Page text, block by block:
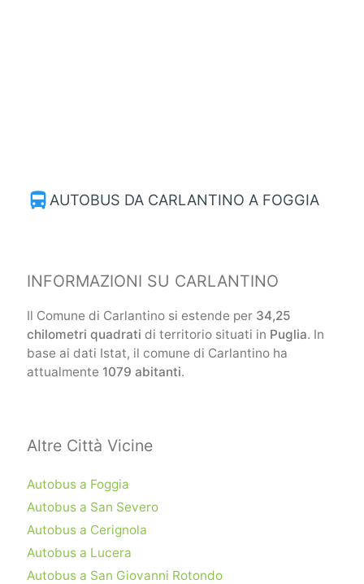
directions_bus AUTOBUS DA CARLANTINO A FOGGIA
INFORMAZIONI SU CARLANTINO
Il Comune di Carlantino si estende per 34,25
chilometri quadrati di territorio situati in Puglia. In
base ai dati Istat, il comune di Carlantino ha
attualmente 1079 abitanti.
Altre Città Vicine
Autobus a Foggia
Autobus a San Severo
Autobus a Cerignola
Autobus a Lucera
Autobus a San Giovanni Rotondo